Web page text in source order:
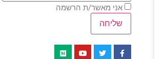
אני מאשר/ת הרשמה